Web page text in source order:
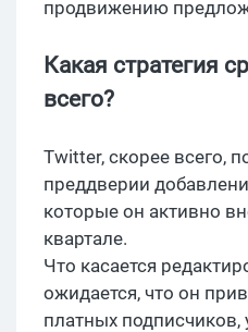
продвижению
Какая стратегия
всего?
Twitter, скорее всего,
преддверии
которые он активно
квартале.
Что касается
ожидается, что он
платных подписчиков,